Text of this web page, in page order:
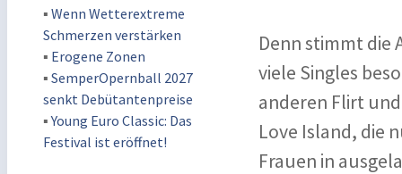
▪ Wenn Wetterextreme
Schmerzen verstärken
▪ Erogene Zonen
▪ SemperOpernball 2027
senkt Debütantenpreise
▪Young Euro Classic: Das
Festival ist eröffnet!
Denn stimmt die
viele Singles
anderen Flirt
Love Island, die
Frauen in